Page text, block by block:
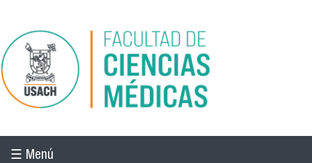
Pasar al contenido principal
☰ Menú